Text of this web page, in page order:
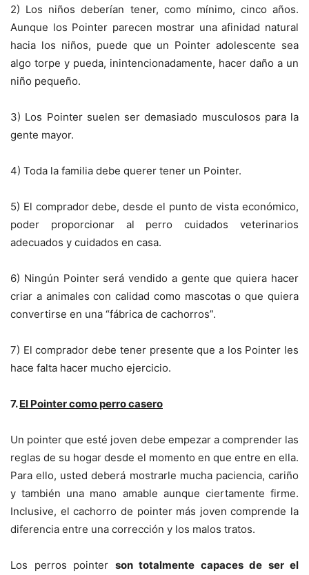
2) Los niños deberían tener, como mínimo, cinco años.
Aunque los Pointer parecen mostrar una afinidad natural
hacia los niños, puede que un Pointer adolescente sea
algo torpe y pueda, inintencionadamente, hacer daño a un
niño pequeño.
3) Los Pointer suelen ser demasiado musculosos para la
gente mayor.
4) Toda la familia debe querer tener un Pointer.
5) El comprador debe, desde el punto de vista económico,
poder proporcionar al perro cuidados veterinarios
adecuados y cuidados en casa.
6) Ningún Pointer será vendido a gente que quiera hacer
criar a animales con calidad como mascotas o que quiera
convertirse en una “fábrica de cachorros”.
7) El comprador debe tener presente que a los Pointer les
hace falta hacer mucho ejercicio.
7.El Pointer como perro casero
Un pointer que esté joven debe empezar a comprender las
reglas de su hogar desde el momento en que entre en ella.
Para ello, usted deberá mostrarle mucha paciencia, cariño
y también una mano amable aunque ciertamente firme.
Inclusive, el cachorro de pointer más joven comprende la
diferencia entre una corrección y los malos tratos.
Los perros pointer son totalmente capaces de ser el